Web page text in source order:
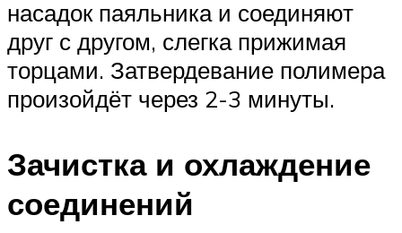
насадок паяльника и соединяют
друг с другом, слегка прижимая
торцами. Затвердевание полимера
произойдёт через 2-3 минуты.
Зачистка и охлаждение
соединений